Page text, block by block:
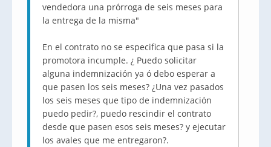
vendedora una prórroga de seis meses para
la entrega de la misma"
En el contrato no se especifica que pasa si la
promotora incumple. ¿ Puedo solicitar
alguna indemnización ya ó debo esperar a
que pasen los seis meses? ¿Una vez pasados
los seis meses que tipo de indemnización
puedo pedir?, puedo rescindir el contrato
desde que pasen esos seis meses? y ejecutar
los avales que me entregaron?.